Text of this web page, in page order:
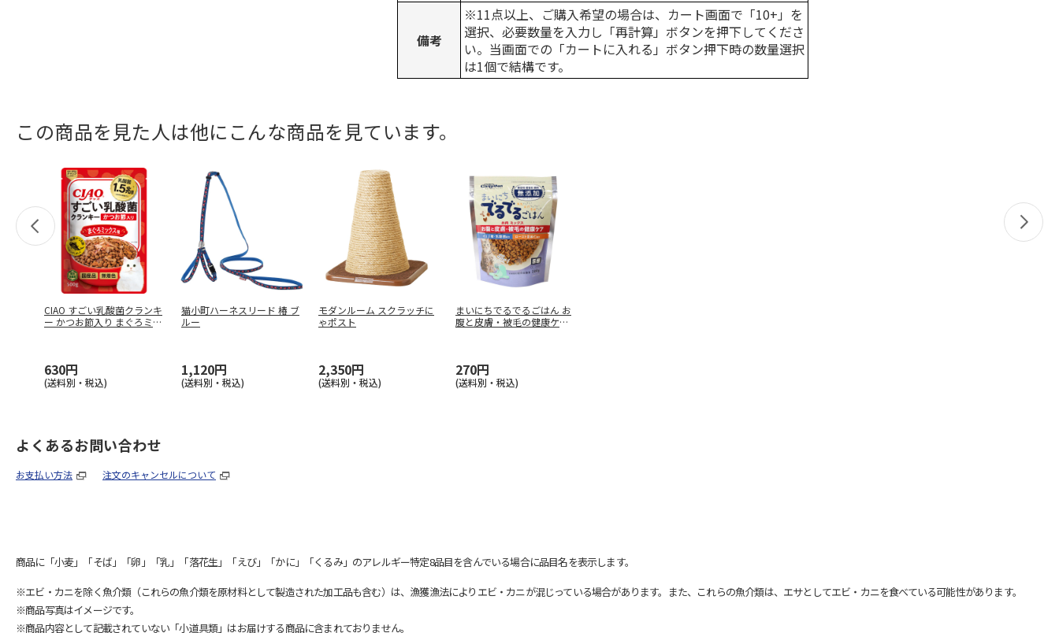
備考
※11点以上、ご購入希望の場合は、カート画面で「10+」を
選択、必要数量を入力し「再計算」ボタンを押下してくださ
い。当画面での「カートに入れる」ボタン押下時の数量選択
は1個で結構です。
この商品を見た人は他にこんな商品を見ています。
CIAO すごい乳酸菌クランキ
ー かつお節入り まぐろミッ
630円
(送料別・税込)
猫小町ハーネスリード 椿 ブ
ルー
1,120円
(送料別・税込)
モダンルーム スクラッチに
ゃポスト
2,350円
(送料別・税込)
まいにちでるでるごはん お
腹と皮膚・被毛の健康ケア
270円
(送料別・税込)
よくあるお問い合わせ
お支払い方法 注文のキャンセルについて
商品に「小麦」「そば」「卵」「乳」「落花生」「えび」「かに」「くるみ」のアレルギー特定8品目を含んでいる場合に品目名を表示します。
※エビ・カニを除く魚介類（これらの魚介類を原材料として製造された加工品も含む）は、漁獲漁法によりエビ・カニが混じっている場合があります。また、これらの魚介類は、エサとしてエビ・カニを食べている可能性があります。
※商品写真はイメージです。
※商品内容として記載されていない「小道具類」はお届けする商品に含まれておりません。